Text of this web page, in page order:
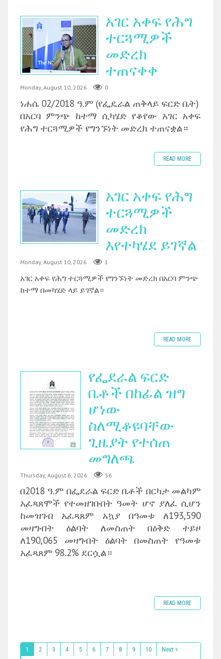
አገር አቀፍ የሕግ
ተርጓሚዎች
መድረክ
ተጠናቀቀ
Monday, August 10, 2026 0
ነሐሴ 02/2018 ዓ.ም (የፌዴራል ጠቅላይ ፍርድ ቤት)
‎በአርባ ምንጭ ከተማ ሲካሄድ የቆየው አገር አቀፍ
የሕግ ተርጓሚዎች የግንኙነት መድረክ ተጠናቋል።
READ MORE
አገር አቀፍ የሕግ
ተርጓሚዎች
መድረክ
እየተካሄደ ይገኛል
Monday, August 10, 2026 1
አገር አቀፍ የሕግ ተርጓሚዎች የግንኙነት መድረክ በአርባ ምንጭ
ከተማ በመካሄድ ላይ ይገኛል።
READ MORE
የፌደራል ፍርድ
ቤቶች በከፊል ዝግ
ሆነው
ስለሚቆዩባቸው
ጊዜያት የተሰጠ
መግለጫ
Thursday, August 6, 2026 56
በ2018 ዓ.ም በፌደራል ፍርድ ቤቶች በርካታ መልካም
አፈጻጸሞች የተመዘገቡበት ዓመት ሆኖ ያለፈ ሲሆን
ከመዝገብ አፈጻጸም አኳያ በዓመቱ ለ193,590
መዛግብት ዕልባት ለመስጠት በዕቅድ ተይዞ
ለ190,065 መዛግብት ዕልባት በመስጠት የዓመቱ
አፈጻጸም 98.2% ደርሷል።
READ MORE
1 2 3 4 5 6 7 8 9 10 Next